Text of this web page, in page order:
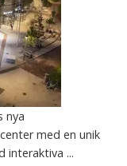
nya
med en unik
interaktiva ...